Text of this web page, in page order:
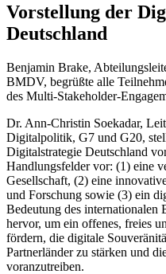
Vorstellung der
Deutschland
Benjamin Brake,
BMDV, begrüßte alle
des Multi-Stakeholder-
Dr. Ann-Christin Soekadar,
Digitalpolitik, G7 und G20,
Digitalstrategie Deutschland
Handlungsfelder vor: (1) eine
Gesellschaft, (2) eine
und Forschung sowie (3) ein
Bedeutung des internationalen
hervor, um ein offenes, freies
fördern, die digitale
Partnerländer zu stärken und
voranzutreiben.